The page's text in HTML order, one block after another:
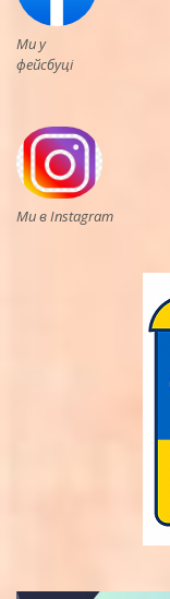
Ми у
фейсбуці
Ми в Instagram